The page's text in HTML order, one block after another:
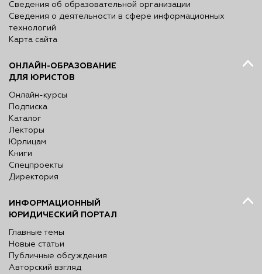
Сведения об образовательной организации
Сведения о деятельности в сфере информационных
технологий
Карта сайта
ОНЛАЙН-ОБРАЗОВАНИЕ
ДЛЯ ЮРИСТОВ
Онлайн-курсы
Подписка
Каталог
Лекторы
Юрлицам
Книги
Спецпроекты
Директория
ИНФОРМАЦИОННЫЙ
ЮРИДИЧЕСКИЙ ПОРТАЛ
Главные темы
Новые статьи
Публичные обсуждения
Авторский взгляд